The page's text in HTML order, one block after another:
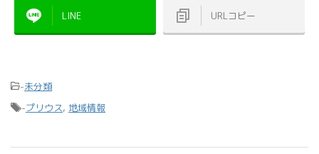
LINE URLコピー
-未分類
-プリウス, 地域情報